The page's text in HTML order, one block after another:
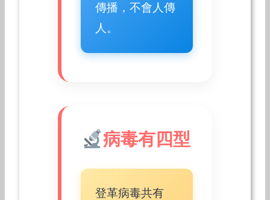
傳播，不會人傳
人。
病毒有四型
登革病毒共有